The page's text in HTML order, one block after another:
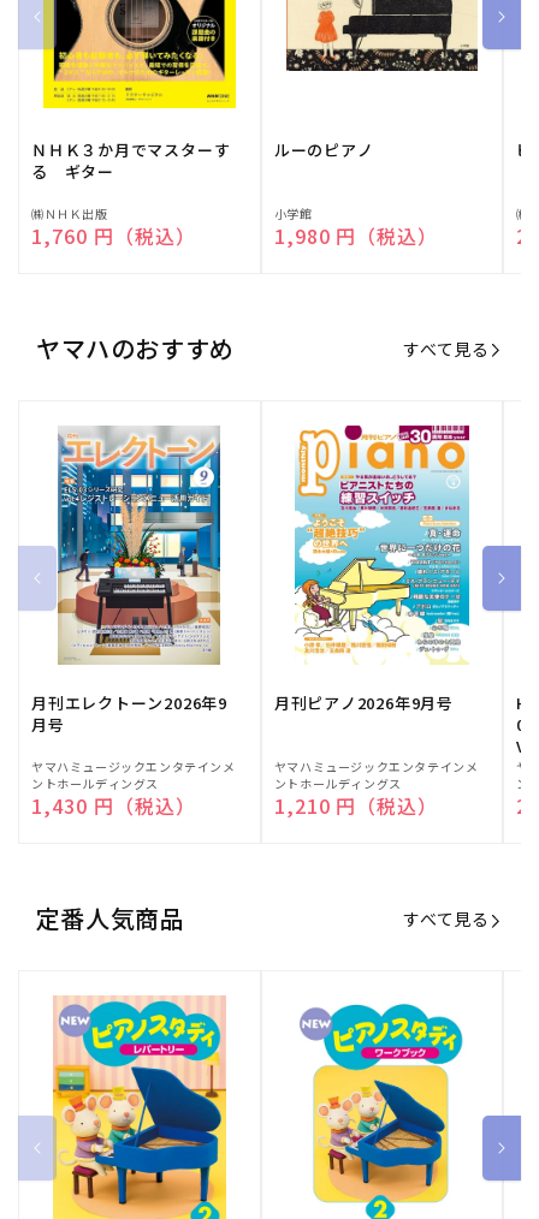
ＮＨＫ３か月でマスターす
る ギター
販
売
㈱ＮＨＫ出版
通常価格
1,760 円（税込）
ルーのピアノ
販
売
小学館
通常価格
1,980 円（税込）
ピ
販
売
㈱
ヤマハのおすすめ すべて見る
月刊エレクトーン2026年9
月号
販
売
元:
ヤマハミュージックエンタテインメ
ントホールディングス
通常価格
1,430 円（税込）
月刊ピアノ2026年9月号
販
売
元:
ヤマハミュージックエンタテインメ
ントホールディングス
通常価格
1,210 円（税込）
販
売
元:
ヤ
ン
定番人気商品 すべて見る